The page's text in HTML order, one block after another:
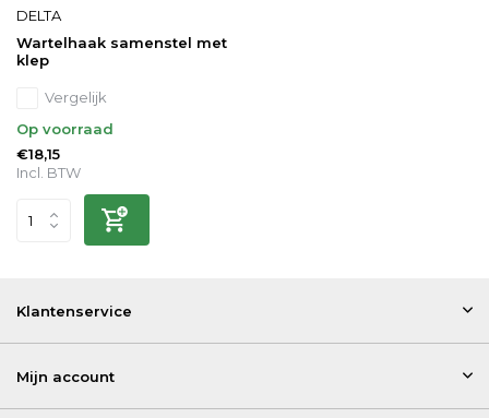
DELTA
Wartelhaak samenstel met
klep
Vergelijk
Op voorraad
€18,15
Incl. BTW
Klantenservice
Mijn account